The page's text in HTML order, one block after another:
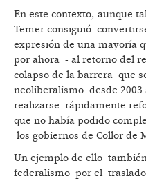
En este contexto, aunque
Temer consiguió
expresión de una mayoría
por ahora - al retorno del
colapso de la barrera que
neoliberalismo desde
realizarse rápidamente
que no había podido
los gobiernos de Collor de
Un ejemplo de ello
federalismo por el